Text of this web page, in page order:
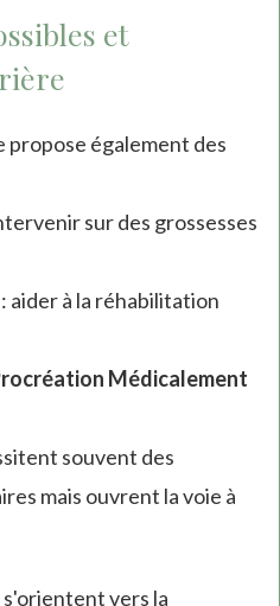
et
propose également des
sur des grossesses
aider à la réhabilitation
Médicalement
souvent des
mais ouvrent la voie à
vers la